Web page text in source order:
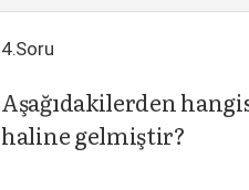
4.Soru
Aşağıdakilerden
haline gelmiştir?